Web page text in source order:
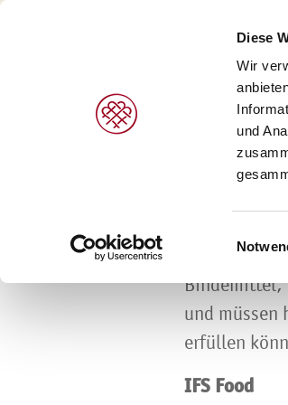
Diese
Wir
und
PRODUKTE
Speiseeis >
MARKEN
Cresco
Diversi
Wolf
Martin Braun
Zertifikate
1931 zur
1.000
Bindemittel,
und müssen
erfüllen
IFS Food